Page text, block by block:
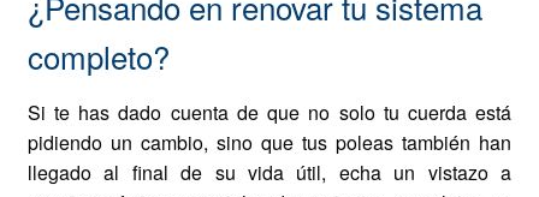
completo?
Si te has dado cuenta de que no solo tu cuerda está
pidiendo un cambio, sino que tus poleas también han
llegado al final de su vida útil, echa un vistazo a